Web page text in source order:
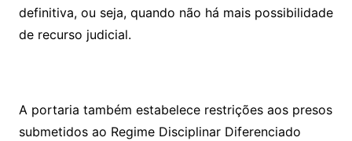
definitiva, ou seja, quando não há mais possibilidade
de recurso judicial.
A portaria também estabelece restrições aos presos
submetidos ao Regime Disciplinar Diferenciado